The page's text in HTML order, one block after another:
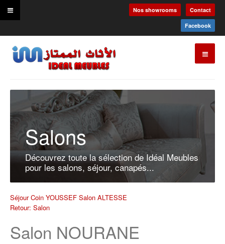
Contact
Nos showrooms
Facebook
Salons
Découvrez toute la sélection de Idéal Meubles
pour les salons, séjour, canapés...
Séjour Coin YOUSSEF Salon ALTESSE
Retour: Salon
Salon NOURANE